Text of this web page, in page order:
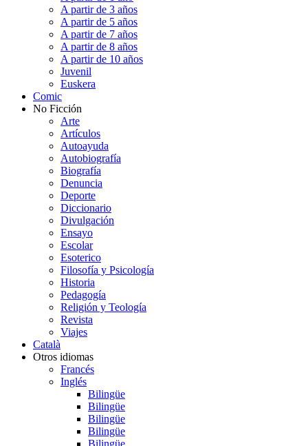
A partir de 3 años
A partir de 5 años
A partir de 7 años
A partir de 8 años
A partir de 10 años
Juvenil
Euskera
Comic
No Ficción
Arte
Artículos
Autoayuda
Autobiografía
Biografía
Denuncia
Deporte
Diccionario
Divulgación
Ensayo
Escolar
Esoterico
Filosofía y Psicología
Historia
Pedagogía
Religión y Teología
Revista
Viajes
Català
Otros idiomas
Francés
Inglés
Bilingüe
Bilingüe
Bilingüe
Bilingüe
Bilingüe